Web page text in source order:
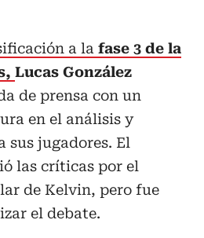
a la fase 3 de la
Lucas González
de prensa con un
en el análisis y
sus jugadores. El
las críticas por el
de Kelvin, pero fue
el debate.